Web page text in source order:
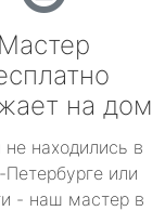
Мастер
на дом
находились в
Петербурге или
- наш мастер в